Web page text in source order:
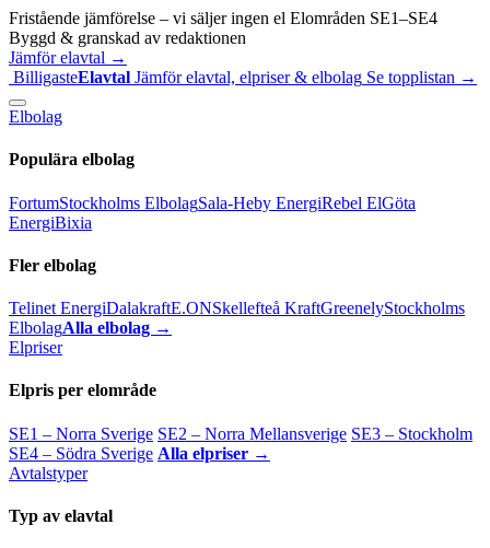
Fristående jämförelse – vi säljer ingen el Elområden SE1–SE4
Byggd & granskad av redaktionen
Jämför elavtal →
BilligasteElavtal Jämför elavtal, elpriser & elbolag Se topplistan →
Elbolag
Populära elbolag
FortumStockholms ElbolagSala-Heby EnergiRebel ElGöta
EnergiBixia
Fler elbolag
Telinet EnergiDalakraftE.ONSkellefteå KraftGreenelyStockholms
ElbolagAlla elbolag →
Elpriser
Elpris per elområde
SE1 – Norra Sverige SE2 – Norra Mellansverige SE3 – Stockholm
SE4 – Södra Sverige Alla elpriser →
Avtalstyper
Typ av elavtal